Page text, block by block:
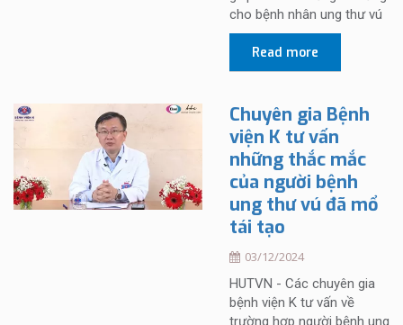
cho bệnh nhân ung thư vú
Read more
Chuyên gia Bệnh
viện K tư vấn
những thắc mắc
của người bệnh
ung thư vú đã mổ
tái tạo
03/12/2024
HUTVN - Các chuyên gia
bệnh viện K tư vấn về
trường hợp người bệnh ung